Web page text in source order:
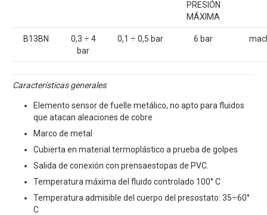
PRESIÓN
MÁXIMA
B13BN
0,3 ÷ 4
bar
0,1 ÷ 0,5 bar 6 bar
Características generales:
Elemento sensor de fuelle metálico, no apto para fluidos
que atacan aleaciones de cobre
Marco de metal
Cubierta en material termoplástico a prueba de golpes
Salida de conexión con prensaestopas de PVC.
Temperatura máxima del fluido controlado 100° C
Temperatura admisible del cuerpo del presostato: 35÷60°
C